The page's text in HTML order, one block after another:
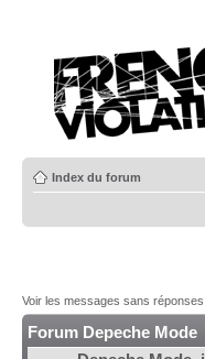
Index du forum
Voir les messages sans réponses
Forum Depeche Mode